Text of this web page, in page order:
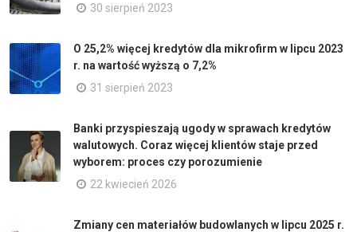
30 sierpień 2023
O 25,2% więcej kredytów dla mikrofirm w lipcu 2023
r. na wartość wyższą o 7,2%
31 sierpień 2023
Banki przyspieszają ugody w sprawach kredytów
walutowych. Coraz więcej klientów staje przed
wyborem: proces czy porozumienie
22 kwiecień 2026
Zmiany cen materiałów budowlanych w lipcu 2025 r.